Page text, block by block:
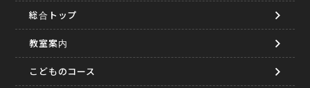
総合トップ
教室案内
こどものコース